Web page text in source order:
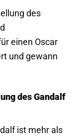
des
einen Oscar
und gewann
des Gandalf
ist mehr als